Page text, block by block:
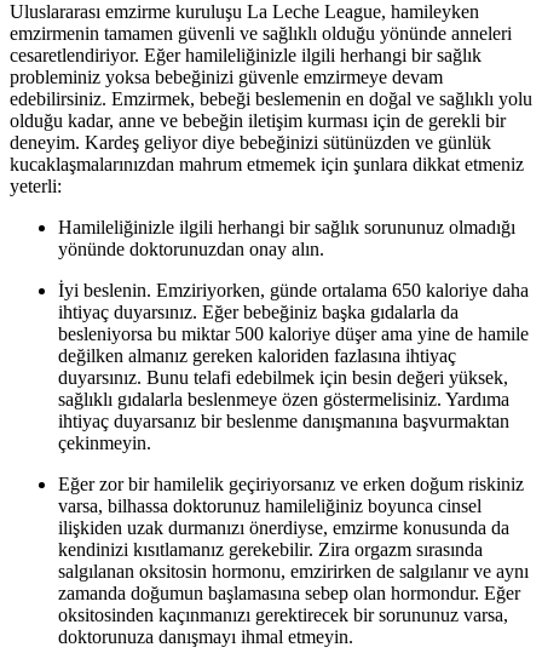
Uluslararası emzirme kuruluşu La Leche League, hamileyken
emzirmenin tamamen güvenli ve sağlıklı olduğu yönünde anneleri
cesaretlendiriyor. Eğer hamileliğinizle ilgili herhangi bir sağlık
probleminiz yoksa bebeğinizi güvenle emzirmeye devam
edebilirsiniz. Emzirmek, bebeği beslemenin en doğal ve sağlıklı yolu
olduğu kadar, anne ve bebeğin iletişim kurması için de gerekli bir
deneyim. Kardeş geliyor diye bebeğinizi sütünüzden ve günlük
kucaklaşmalarınızdan mahrum etmemek için şunlara dikkat etmeniz
yeterli:
Hamileliğinizle ilgili herhangi bir sağlık sorununuz olmadığı
yönünde doktorunuzdan onay alın.
İyi beslenin. Emziriyorken, günde ortalama 650 kaloriye daha
ihtiyaç duyarsınız. Eğer bebeğiniz başka gıdalarla da
besleniyorsa bu miktar 500 kaloriye düşer ama yine de hamile
değilken almanız gereken kaloriden fazlasına ihtiyaç
duyarsınız. Bunu telafi edebilmek için besin değeri yüksek,
sağlıklı gıdalarla beslenmeye özen göstermelisiniz. Yardıma
ihtiyaç duyarsanız bir beslenme danışmanına başvurmaktan
çekinmeyin.
Eğer zor bir hamilelik geçiriyorsanız ve erken doğum riskiniz
varsa, bilhassa doktorunuz hamileliğiniz boyunca cinsel
ilişkiden uzak durmanızı önerdiyse, emzirme konusunda da
kendinizi kısıtlamanız gerekebilir. Zira orgazm sırasında
salgılanan oksitosin hormonu, emzirirken de salgılanır ve aynı
zamanda doğumun başlamasına sebep olan hormondur. Eğer
oksitosinden kaçınmanızı gerektirecek bir sorununuz varsa,
doktorunuza danışmayı ihmal etmeyin.